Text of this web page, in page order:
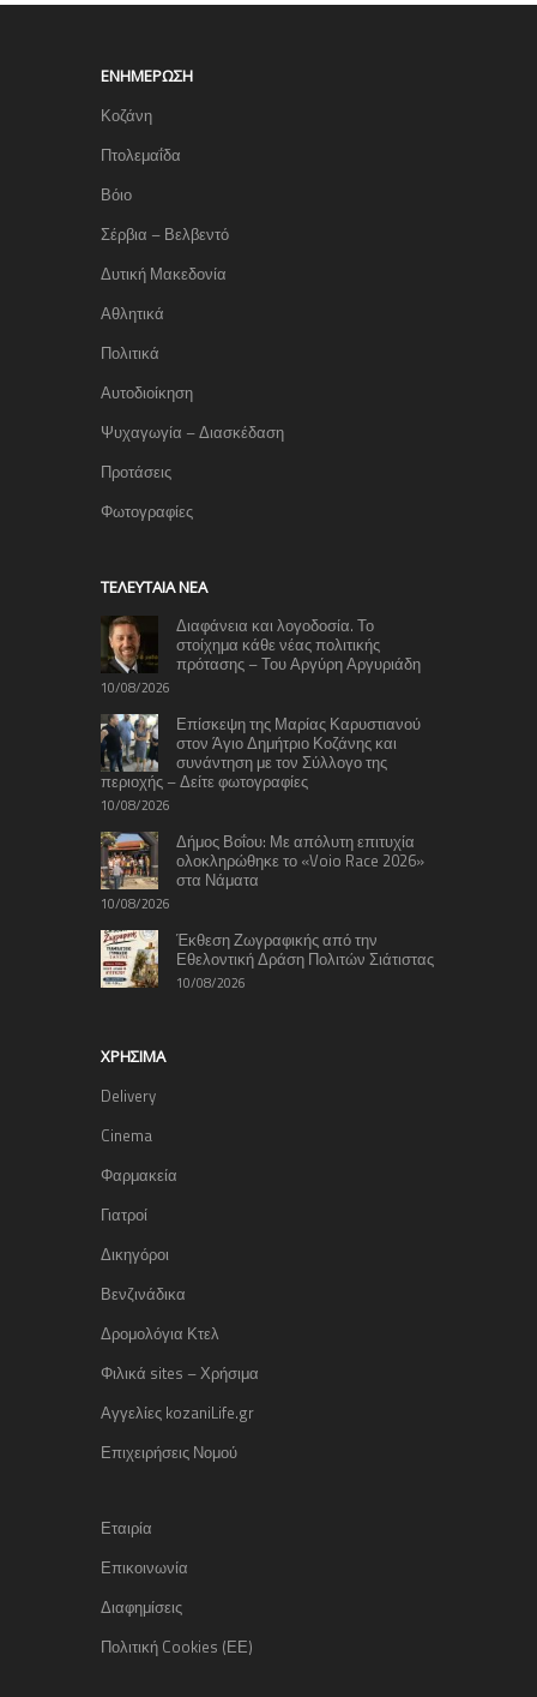
ΕΝΗΜΈΡΩΣΗ
Κοζάνη
Πτολεμαΐδα
Βόιο
Σέρβια – Βελβεντό
Δυτική Μακεδονία
Αθλητικά
Πολιτικά
Αυτοδιοίκηση
Ψυχαγωγία – Διασκέδαση
Προτάσεις
Φωτογραφίες
TΕΛΕΥΤΑΊΑ ΝΈΑ
Διαφάνεια και λογοδοσία. Το
στοίχημα κάθε νέας πολιτικής
πρότασης – Του Αργύρη Αργυριάδη
10/08/2026
Επίσκεψη της Μαρίας Καρυστιανού
στον Άγιο Δημήτριο Κοζάνης και
συνάντηση με τον Σύλλογο της
περιοχής – Δείτε φωτογραφίες
10/08/2026
Δήμος Βοΐου: Με απόλυτη επιτυχία
ολοκληρώθηκε το «Voio Race 2026»
στα Νάματα
10/08/2026
Έκθεση Ζωγραφικής από την
Εθελοντική Δράση Πολιτών Σιάτιστας
10/08/2026
ΧΡΉΣΙΜΑ
Delivery
Cinema
Φαρμακεία
Γιατροί
Δικηγόροι
Βενζινάδικα
Δρομολόγια Κτελ
Φιλικά sites – Χρήσιμα
Αγγελίες kozaniLife.gr
Επιχειρήσεις Νομού
Εταιρία
Επικοινωνία
Διαφημίσεις
Πολιτική Cookies (ΕΕ)